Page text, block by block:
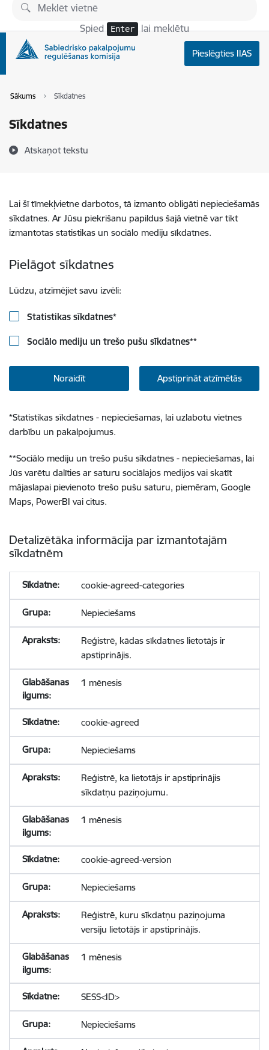
Pāriet uz lapas saturu
Spied Enter lai meklētu
Pieslēgties IIAS
Sākums Sīkdatnes
Sīkdatnes
Atskaņot tekstu
Lai šī tīmekļvietne darbotos, tā izmanto obligāti nepieciešamās
sīkdatnes. Ar Jūsu piekrišanu papildus šajā vietnē var tikt
izmantotas statistikas un sociālo mediju sīkdatnes.
Pielāgot sīkdatnes
Lūdzu, atzīmējiet savu izvēli:
Statistikas sīkdatnes*
Sociālo mediju un trešo pušu sīkdatnes**
Noraidīt Apstiprināt atzīmētās
*Statistikas sīkdatnes - nepieciešamas, lai uzlabotu vietnes
darbību un pakalpojumus.
**Sociālo mediju un trešo pušu sīkdatnes - nepieciešamas, lai
Jūs varētu dalīties ar saturu sociālajos medijos vai skatīt
mājaslapai pievienoto trešo pušu saturu, piemēram, Google
Maps, PowerBI vai citus.
Detalizētāka informācija par izmantotajām
sīkdatnēm
cookie-agreed-categories
Nepieciešams
Reģistrē, kādas sīkdatnes lietotājs ir
apstiprinājis.
1 mēnesis
cookie-agreed
Nepieciešams
Reģistrē, ka lietotājs ir apstiprinājis
sīkdatņu paziņojumu.
1 mēnesis
cookie-agreed-version
Nepieciešams
Reģistrē, kuru sīkdatņu paziņojuma
versiju lietotājs ir apstiprinājis.
1 mēnesis
SESS<ID>
Nepieciešams